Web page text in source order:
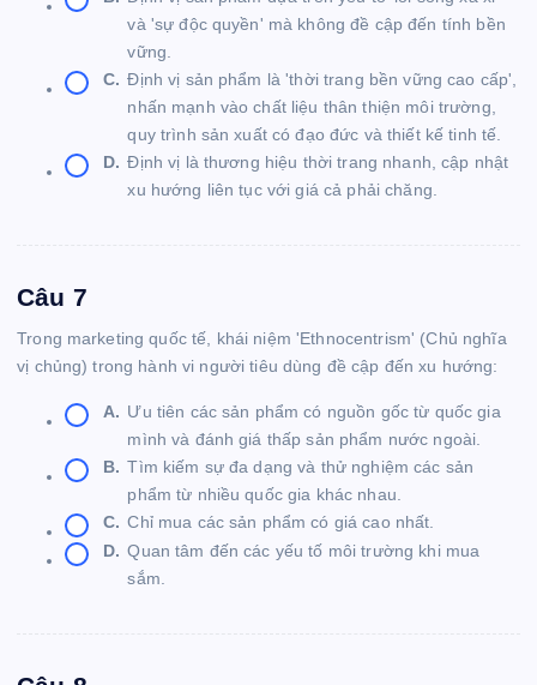
và 'sự độc quyền' mà không đề cập đến tính bền
vững.
C. Định vị sản phẩm là 'thời trang bền vững cao cấp',
nhấn mạnh vào chất liệu thân thiện môi trường,
quy trình sản xuất có đạo đức và thiết kế tinh tế.
D. Định vị là thương hiệu thời trang nhanh, cập nhật
xu hướng liên tục với giá cả phải chăng.
Câu 7
Trong marketing quốc tế, khái niệm 'Ethnocentrism' (Chủ nghĩa
vị chủng) trong hành vi người tiêu dùng đề cập đến xu hướng:
A. Ưu tiên các sản phẩm có nguồn gốc từ quốc gia
mình và đánh giá thấp sản phẩm nước ngoài.
B. Tìm kiếm sự đa dạng và thử nghiệm các sản
phẩm từ nhiều quốc gia khác nhau.
C. Chỉ mua các sản phẩm có giá cao nhất.
D. Quan tâm đến các yếu tố môi trường khi mua
sắm.